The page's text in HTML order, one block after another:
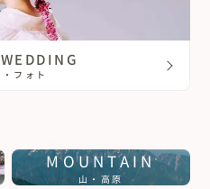
フォト
MOUNTAIN
山・高原